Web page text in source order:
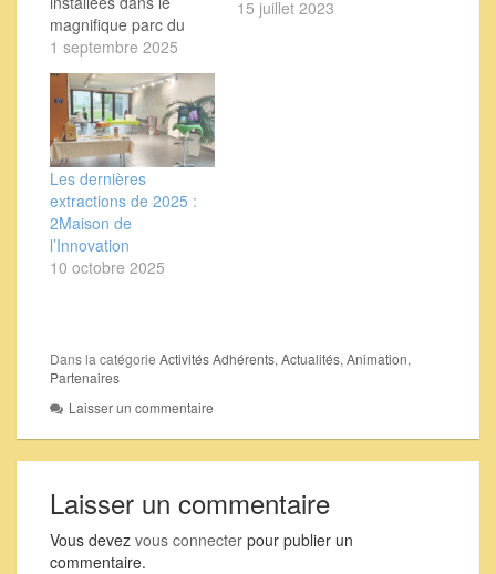
magnifique parc du
Lycée Agricole Félix
Kir. Alors, en ce lundi
de rentrée, Jean-Paul
est venu accueillir 11
groupes arrivant au
Lycée, Deux sections :
ventes et
transformation en
compagnie de la
nouvelle professeure
en biodiversité et
1 septembre 2025
15 juillet 2023
Les dernières
extractions de 2025 :
2Maison de
l’Innovation
10 octobre 2025
Dans la catégorie Activités Adhérents, Actualités, Animation,
Partenaires
Laisser un commentaire
Laisser un commentaire
Vous devez vous connecter pour publier un
commentaire.